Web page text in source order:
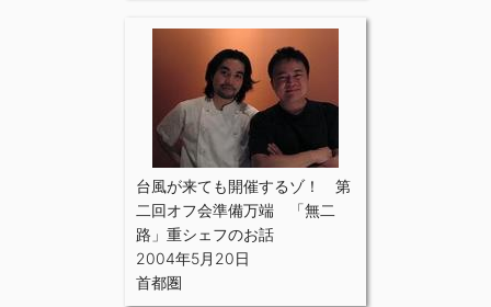
台風が来ても開催するゾ！ 第
二回オフ会準備万端 「無二
路」重シェフのお話
2004年5月20日
首都圏